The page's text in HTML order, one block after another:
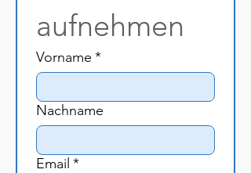
aufnehmen
Vorname *
Nachname
Email *